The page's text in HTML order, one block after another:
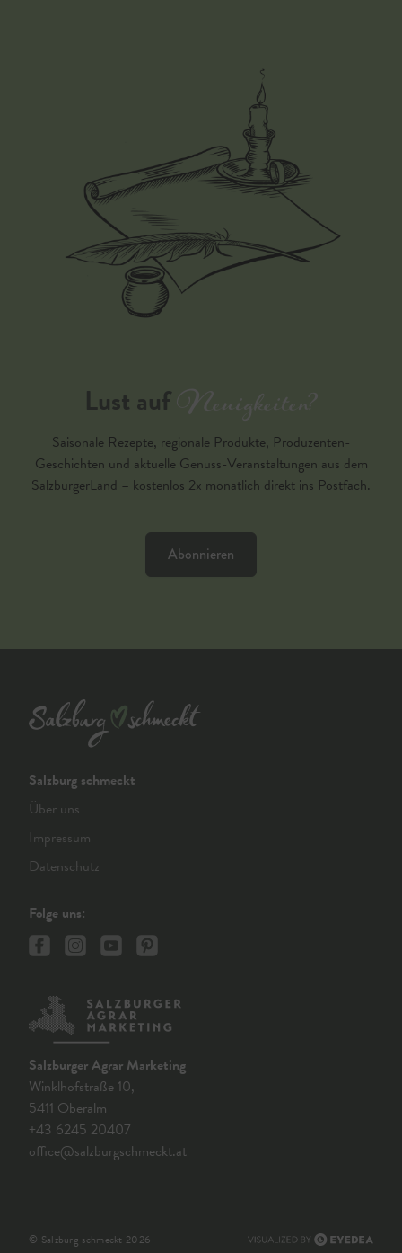
Lust aufNeuigkeiten?
Saisonale Rezepte, regionale Produkte, Produzenten-
Geschichten und aktuelle Genuss-Veranstaltungen aus dem
SalzburgerLand – kostenlos 2x monatlich direkt ins Postfach.
Abonnieren
Salzburg schmeckt
Über uns
Impressum
Datenschutz
Folge uns:
Salzburger Agrar Marketing
Winklhofstraße 10,
5411 Oberalm
+43 6245 20407
office@salzburgschmeckt.at
© Salzburg schmeckt 2026